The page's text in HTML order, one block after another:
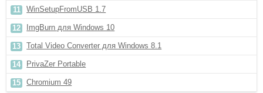
WinSetupFromUSB 1.7
ImgBurn для Windows 10
Total Video Converter для Windows 8.1
PrivaZer Portable
Chromium 49